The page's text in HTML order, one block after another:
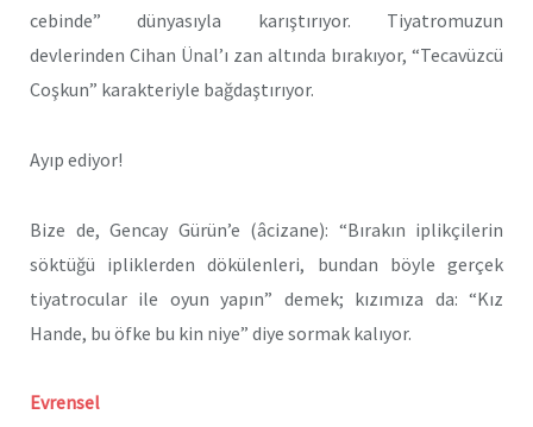
cebinde” dünyasıyla karıştırıyor. Tiyatromuzun
devlerinden Cihan Ünal’ı zan altında bırakıyor, “Tecavüzcü
Coşkun” karakteriyle bağdaştırıyor.
Ayıp ediyor!
Bize de, Gencay Gürün’e (âcizane): “Bırakın iplikçilerin
söktüğü ipliklerden dökülenleri, bundan böyle gerçek
tiyatrocular ile oyun yapın” demek; kızımıza da: “Kız
Hande, bu öfke bu kin niye” diye sormak kalıyor.
Evrensel